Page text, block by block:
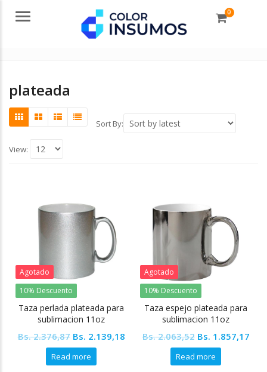
Menu 0
plateada
Sort By:
View:
Agotado
10% Descuento
Taza perlada plateada para
sublimacion 11oz
Bs.2.376,87 Original
price
was:
Bs. 2.139,18Current
Read more
Agotado
10% Descuento
Taza espejo plateada para
sublimacion 11oz
Bs.2.063,52 Original
price
was:
Bs. 1.857,17
Read more